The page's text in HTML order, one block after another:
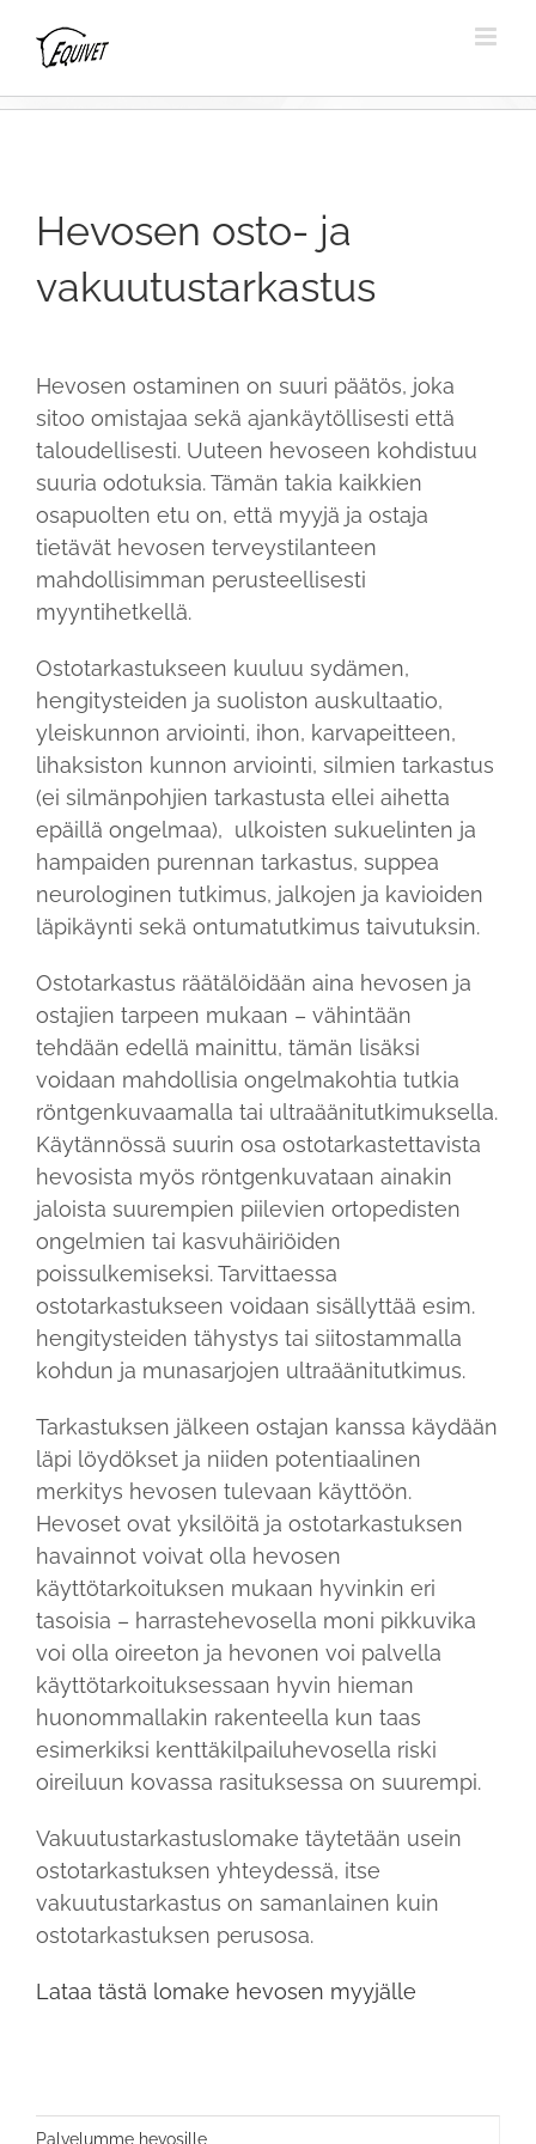
Hevosen osto- ja
vakuutustarkastus
Hevosen ostaminen on suuri päätös, joka
sitoo omistajaa sekä ajankäytöllisesti että
taloudellisesti. Uuteen hevoseen kohdistuu
suuria odotuksia. Tämän takia kaikkien
osapuolten etu on, että myyjä ja ostaja
tietävät hevosen terveystilanteen
mahdollisimman perusteellisesti
myyntihetkellä.
Ostotarkastukseen kuuluu sydämen,
hengitysteiden ja suoliston auskultaatio,
yleiskunnon arviointi, ihon, karvapeitteen,
lihaksiston kunnon arviointi, silmien tarkastus
(ei silmänpohjien tarkastusta ellei aihetta
epäillä ongelmaa), ulkoisten sukuelinten ja
hampaiden purennan tarkastus, suppea
neurologinen tutkimus, jalkojen ja kavioiden
läpikäynti sekä ontumatutkimus taivutuksin.
Ostotarkastus räätälöidään aina hevosen ja
ostajien tarpeen mukaan – vähintään
tehdään edellä mainittu, tämän lisäksi
voidaan mahdollisia ongelmakohtia tutkia
röntgenkuvaamalla tai ultraäänitutkimuksella.
Käytännössä suurin osa ostotarkastettavista
hevosista myös röntgenkuvataan ainakin
jaloista suurempien piilevien ortopedisten
ongelmien tai kasvuhäiriöiden
poissulkemiseksi. Tarvittaessa
ostotarkastukseen voidaan sisällyttää esim.
hengitysteiden tähystys tai siitostammalla
kohdun ja munasarjojen ultraäänitutkimus.
Tarkastuksen jälkeen ostajan kanssa käydään
läpi löydökset ja niiden potentiaalinen
merkitys hevosen tulevaan käyttöön.
Hevoset ovat yksilöitä ja ostotarkastuksen
havainnot voivat olla hevosen
käyttötarkoituksen mukaan hyvinkin eri
tasoisia – harrastehevosella moni pikkuvika
voi olla oireeton ja hevonen voi palvella
käyttötarkoituksessaan hyvin hieman
huonommallakin rakenteella kun taas
esimerkiksi kenttäkilpailuhevosella riski
oireiluun kovassa rasituksessa on suurempi.
Vakuutustarkastuslomake täytetään usein
ostotarkastuksen yhteydessä, itse
vakuutustarkastus on samanlainen kuin
ostotarkastuksen perusosa.
Lataa tästä lomake hevosen myyjälle
Palvelumme hevosille